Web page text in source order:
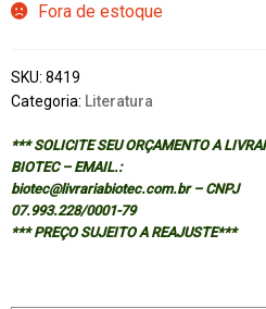
Fora de estoque
SKU: 8419
Categoria: Literatura
*** SOLICITE SEU ORÇAMENTO A
BIOTEC – EMAIL.:
biotec@livrariabiotec.com.br – CNPJ
07.993.228/0001-79
*** PREÇO SUJEITO A REAJUSTE***